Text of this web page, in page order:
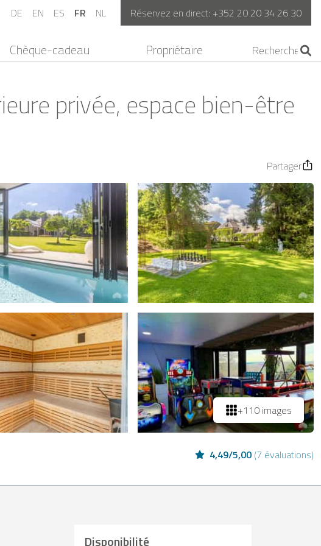
DE EN ES FR NL Réservez en direct: +352 20 20 34 26 30
Chèque-cadeau Propriétaire
privée, espace bien-être
Partager
+110 images
4,49/5,00 (7 évaluations)
Disponibilité